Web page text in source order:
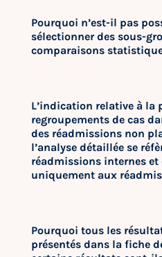
Pourquoi n’est-il pas
sélectionner des sous-
comparaisons
L’indication relative à la
regroupements de cas
des réadmissions non
l’analyse détaillée se
réadmissions internes et
uniquement aux
Pourquoi tous les
présentés dans la fiche